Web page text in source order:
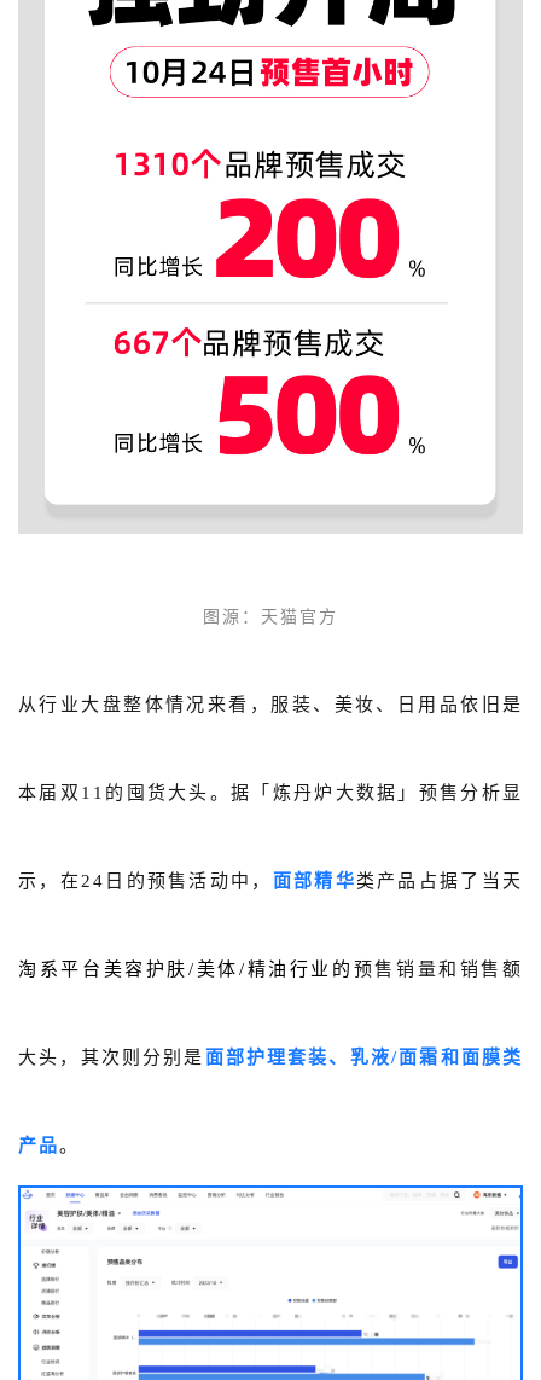
图源： 天猫官方
从行业大盘整体情况来看，服装、美妆、日用品依旧是
本届双11的囤货大头。据「炼丹炉大数据」预售分析显
示，在24日的预售活动中， 面部精华类产品占据了当天
淘系平台美容护肤/美体/精油行业的 预售销量和销售额
大头，其次则分别是 面部护理套装、乳液/面霜和面膜类
产品。